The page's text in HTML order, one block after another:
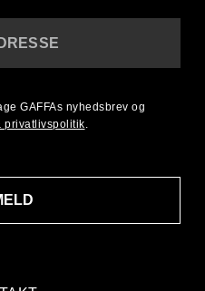
GAFFAs nyhedsbrev og
privatlivspolitik.